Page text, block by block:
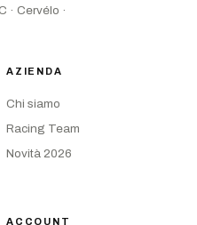
· Cervélo ·
AZIENDA
Chi siamo
Racing Team
Novità 2026
ACCOUNT